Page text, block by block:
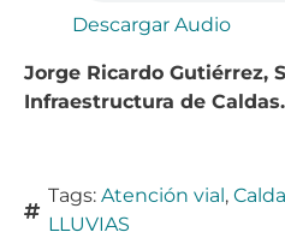
Descargar Audio
Jorge Ricardo Gutiérrez,
Infraestructura de Caldas.
Tags: Atención vial,
LLUVIAS